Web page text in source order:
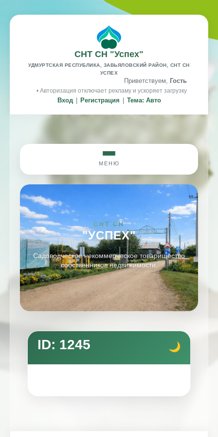
СНТ СН "Успех"
УДМУРТСКАЯ РЕСПУБЛИКА, ЗАВЬЯЛОВСКИЙ РАЙОН, СНТ СН
УСПЕХ
Приветствуем, Гость
• Авторизация отключает рекламу и ускоряет загрузку
Вход Регистрация Тема: Авто
МЕНЮ
СНТ СН
"УСПЕХ"
Садоводческое некоммерческое товарищество
собственников недвижимости.
ID: 1245